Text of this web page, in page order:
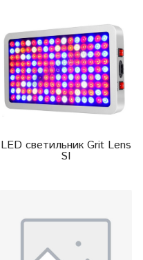
LED светильник Grit Lens
SI